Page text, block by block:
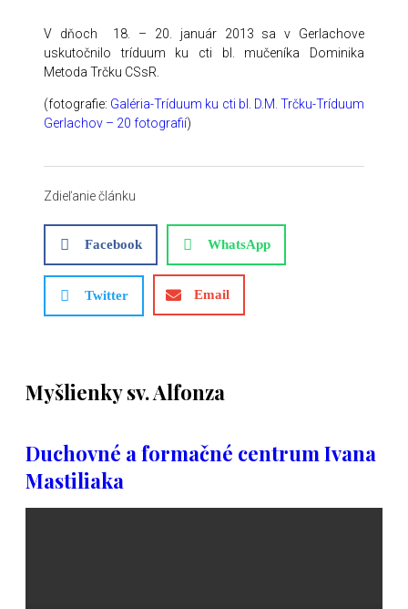
V dňoch 18. – 20. január 2013 sa v Gerlachove
uskutočnilo tríduum ku cti bl. mučeníka Dominika
Metoda Trčku CSsR.
(fotografie: Galéria-Tríduum ku cti bl. D.M. Trčku-Tríduum
Gerlachov – 20 fotografií)
Zdieľanie článku
Facebook WhatsApp
Twitter Email
Myšlienky sv. Alfonza
Duchovné a formačné centrum Ivana
Mastiliaka